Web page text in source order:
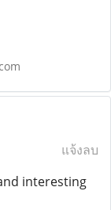
แจ้งลบ
interesting